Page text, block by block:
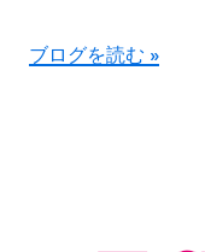
ブログを読む »